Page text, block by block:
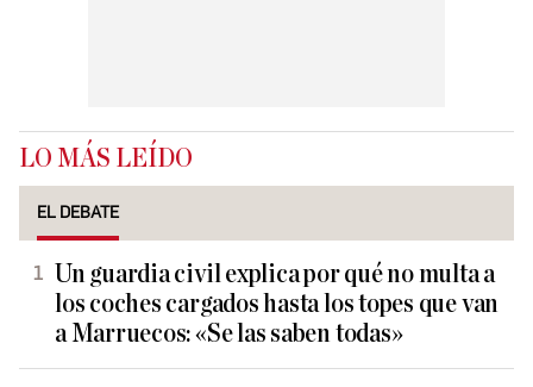
LO MÁS LEÍDO
EL DEBATE
Un guardia civil explica por qué no multa a
los coches cargados hasta los topes que van
a Marruecos: «Se las saben todas»